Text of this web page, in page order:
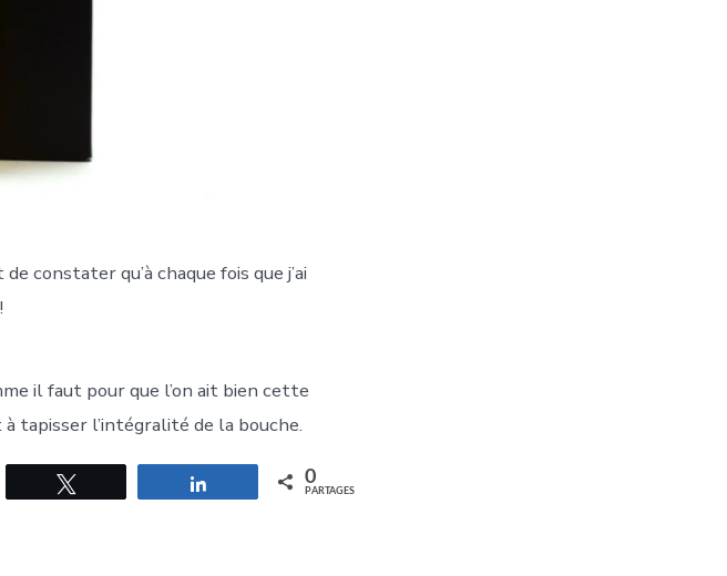
constater qu’à chaque fois que j’ai
il faut pour que l’on ait bien cette
tapisser l’intégralité de la bouche.
Partagez 0
PARTAGES